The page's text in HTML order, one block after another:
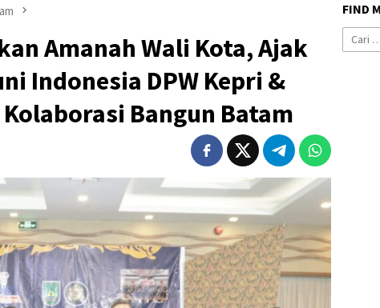
Amanah Wali Kota, Ajak
Indonesia DPW Kepri &
Kolaborasi Bangun Batam
FIND
Cari
untuk: